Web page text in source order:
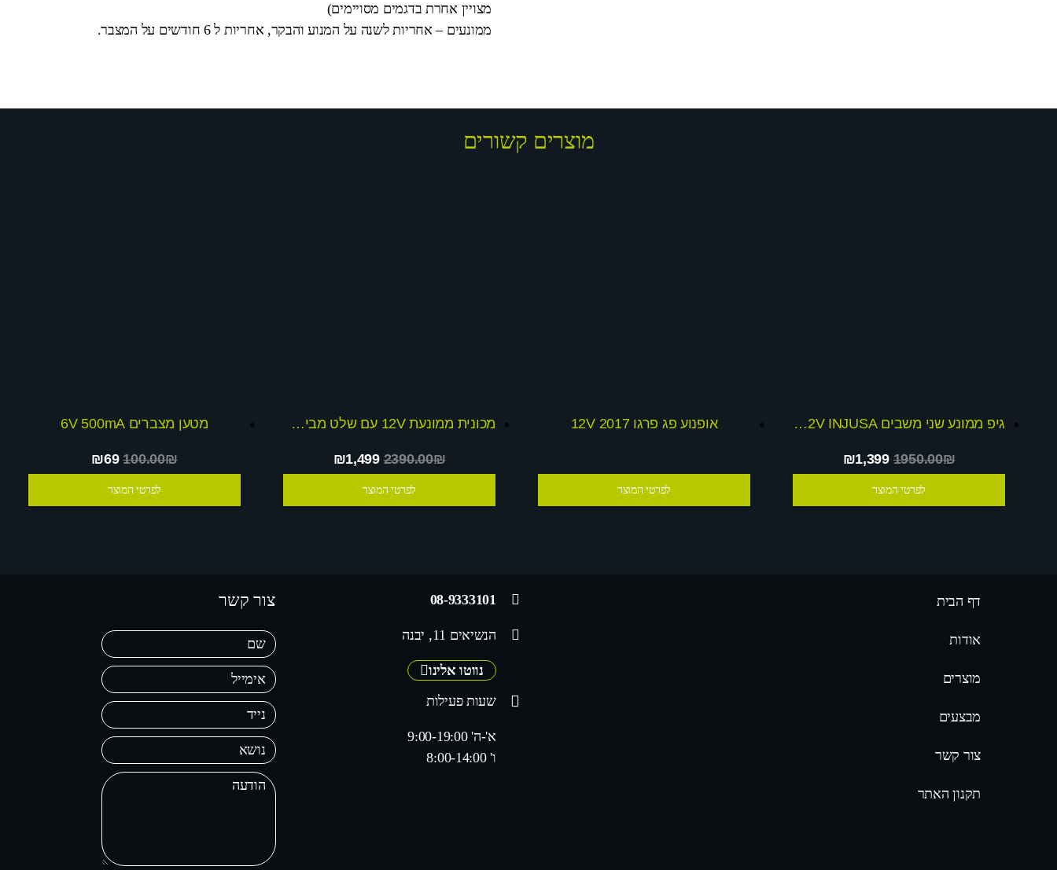
מצויין אחרת בדגמים מסויימים)
ממונעים – אחריות לשנה על המנוע והבקר, אחריות ל 6 חודשים על המצבר.
מוצרים קשורים
גיפ ממונע שני משבים 12V INJUSA ספרדי + מתנה בשווי 650 ש
₪1,3991950.00₪
לפרטי המוצר
אופנוע פג פרגו 12V 2017
לפרטי המוצר
מכונית ממונעת 12V עם שלט מבית דיאמנט
₪1,4992390.00₪
לפרטי המוצר
מטען מצברים 6V 500mA
₪69100.00₪
לפרטי המוצר
דף הבית
אודות
מוצרים
מבצעים
צור קשר
תקנון האתר
08-9333101
הנשיאים 11, יבנה
נווטו אלינו
שעות פעילות
א'-ה' 9:00-19:00
ו' 8:00-14:00
צור קשר